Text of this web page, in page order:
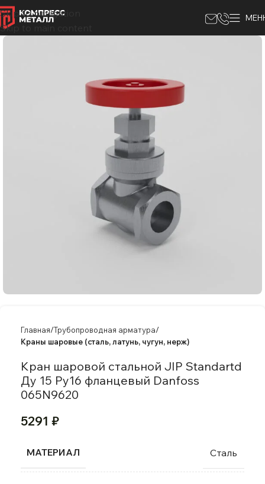
Skip to navigation
Skip to main content
Главная Трубопроводная арматура
Краны шаровые (сталь, латунь, чугун, нерж)
Кран шаровой стальной JIP Standartd
Ду 15 Ру16 фланцевый Danfoss
065N9620
5291 ₽
МАТЕРИАЛ Сталь